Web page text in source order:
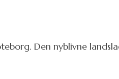
Den nyblivne